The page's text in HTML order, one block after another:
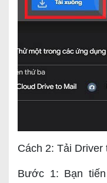
Cách 2: Tải Driver
Bước 1: Bạn